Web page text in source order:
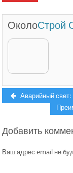
ОколоСтрой
Навигация
записям
Previous
Аварийный
Next
Добавить
Ваш адрес email не